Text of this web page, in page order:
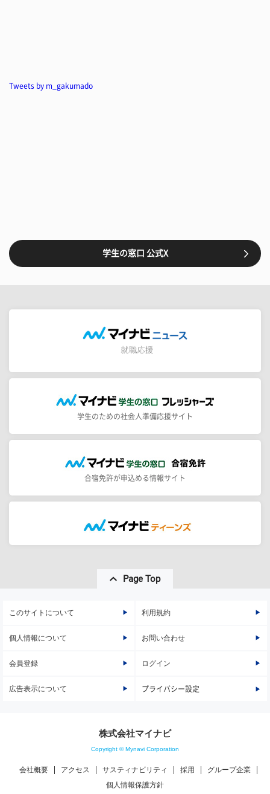
Tweets by m_gakumado
学生の窓口 公式X
学生のための社会人準備応援サイト
合宿免許が申込める情報サイト
Page Top
このサイトについて 利用規約
個人情報について お問い合わせ
会員登録 ログイン
広告表示について プライバシー設定
株式会社マイナビ
Copyright © Mynavi Corporation
会社概要 アクセス サスティナビリティ 採用
グループ企業
個人情報保護方針